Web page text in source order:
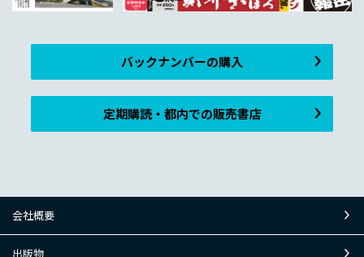
バックナンバーの購入
定期購読・都内での販売書店
会社概要
出版物